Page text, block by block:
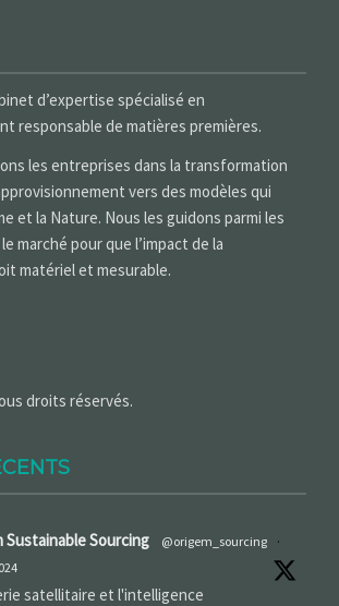
d’expertise spécialisé en
responsable de matières premières.
les entreprises dans la transformation
vers des modèles qui
et la Nature. Nous les guidons parmi les
marché pour que l’impact de la
matériel et mesurable.
droits réservés.
Sustainable Sourcing @origem_sourcing
·
satellitaire et l'intelligence